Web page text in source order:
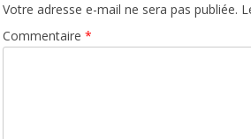
Votre adresse e-mail ne sera pas publiée.
Commentaire *